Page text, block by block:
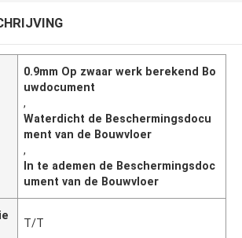
0.9mm Op zwaar werk berekend Bo
uwdocument
,
Waterdicht de Beschermingsdocu
ment van de Bouwvloer
,
In te ademen de Beschermingsdoc
ument van de Bouwvloer
T/T